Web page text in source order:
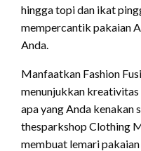
hingga topi dan ikat
mempercantik pakaian
Anda.
Manfaatkan Fashion
menunjukkan
apa yang Anda kenakan
thesparkshop Clothing
membuat lemari